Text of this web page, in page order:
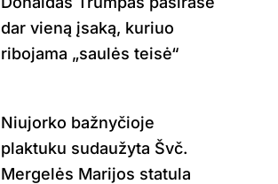
dar vieną įsaką, kuriuo
ribojama „saulės teisė“
Niujorko bažnyčioje
plaktuku sudaužyta Švč.
Mergelės Marijos statula